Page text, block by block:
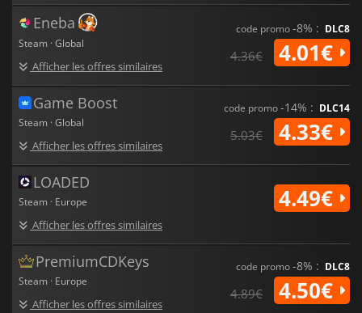
Eneba
Steam · Global
Afficher les offres similaires
code promo-8% : DLC8
4.36€ 4.01€
Game Boost
Steam · Global
Afficher les offres similaires
code promo-14% : DLC14
5.03€ 4.33€
LOADED
Steam · Europe
Afficher les offres similaires
4.49€
PremiumCDKeys
Steam · Europe
Afficher les offres similaires
code promo-8% : DLC8
4.89€ 4.50€